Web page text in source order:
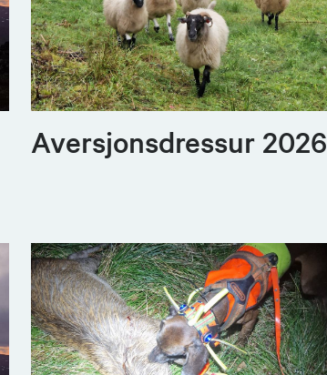
Aversjonsdressur 2026